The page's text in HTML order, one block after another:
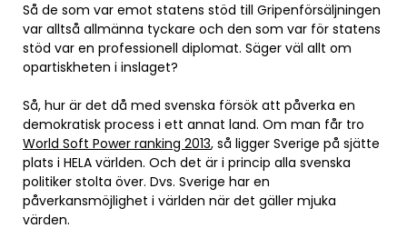
Så de som var emot statens stöd till Gripenförsäljningen
var alltså allmänna tyckare och den som var för statens
stöd var en professionell diplomat. Säger väl allt om
opartiskheten i inslaget?
Så, hur är det då med svenska försök att påverka en
demokratisk process i ett annat land. Om man får tro
World Soft Power ranking 2013, så ligger Sverige på sjätte
plats i HELA världen. Och det är i princip alla svenska
politiker stolta över. Dvs. Sverige har en
påverkansmöjlighet i världen när det gäller mjuka
värden.